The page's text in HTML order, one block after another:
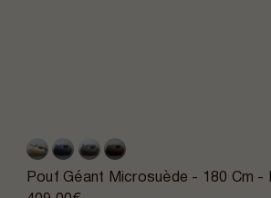
Pouf Géant Microsuède - 180 Cm -